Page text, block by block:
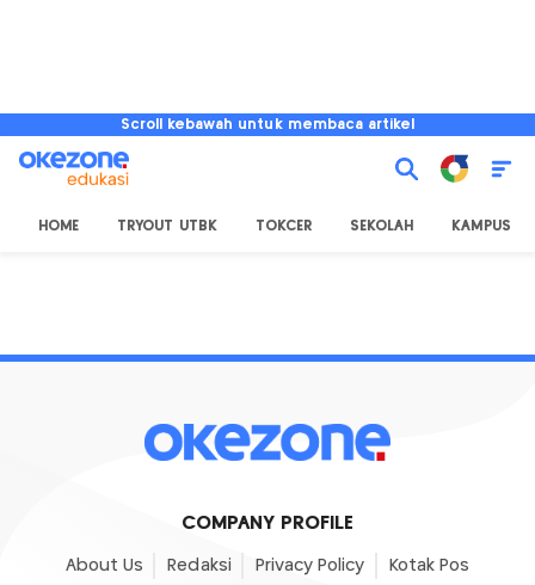
Scroll kebawah untuk membaca artikel
HOME TRYOUT UTBK TOKCER SEKOLAH KAMPUS
COMPANY PROFILE
About Us Redaksi Privacy Policy Kotak Pos